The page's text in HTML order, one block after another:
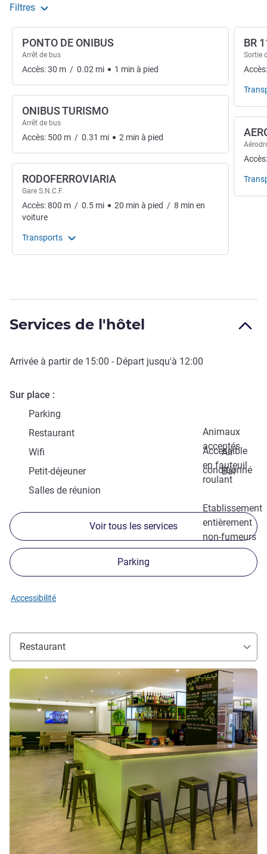
Filtres
PONTO DE ONIBUS
Arrêt de bus
Accès:30 m / 0.02 mi 1 min à pied
ONIBUS TURISMO
Arrêt de bus
Accès: 500 m / 0.31 mi 2 min à pied
RODOFERROVIARIA
Gare S.N.C.F.
Accès:800 m / 0.5 mi 20 min à pied / 8 min en
voiture
Transports
BR
Sortie
Services de l'hôtel
Arrivée à partir de 15:00 - Départ jusqu'à 12:00
Sur place
Parking
Animaux
acceptés
Restaurant
Accessible
en fauteuil
roulant
Wifi
Air
conditionné
Petit-déjeuner
Bar
Salles de réunion
Etablissement
entièrement
non-fumeurs
Voir tous les services
Parking
Accessibilité
Restaurant
Voir les détails